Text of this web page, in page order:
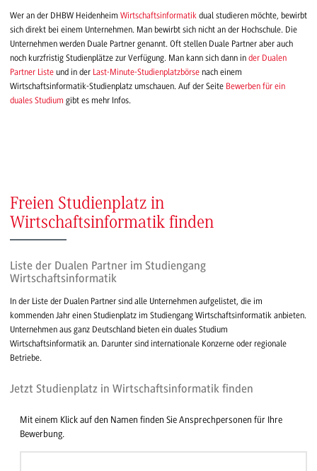
Wer an der DHBW Heidenheim Wirtschaftsinformatik dual studieren möchte, bewirbt
sich direkt bei einem Unternehmen. Man bewirbt sich nicht an der Hochschule. Die
Unternehmen werden Duale Partner genannt. Oft stellen Duale Partner aber auch
noch kurzfristig Studienplätze zur Verfügung. Man kann sich dann in der Dualen
Partner Liste und in der Last-Minute-Studienplatzbörse nach einem
Wirtschaftsinformatik-Studienplatz umschauen. Auf der Seite Bewerben für ein
duales Studium gibt es mehr Infos.
Freien Studienplatz in
Wirtschaftsinformatik finden
Liste der Dualen Partner im Studiengang
Wirtschaftsinformatik
In der Liste der Dualen Partner sind alle Unternehmen aufgelistet, die im
kommenden Jahr einen Studienplatz im Studiengang Wirtschaftsinformatik anbieten.
Unternehmen aus ganz Deutschland bieten ein duales Studium
Wirtschaftsinformatik an. Darunter sind internationale Konzerne oder regionale
Betriebe.
Jetzt Studienplatz in Wirtschaftsinformatik finden
Mit einem Klick auf den Namen finden Sie Ansprechpersonen für Ihre
Bewerbung.